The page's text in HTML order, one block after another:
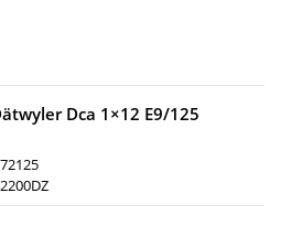
Dca 1×12 E9/125